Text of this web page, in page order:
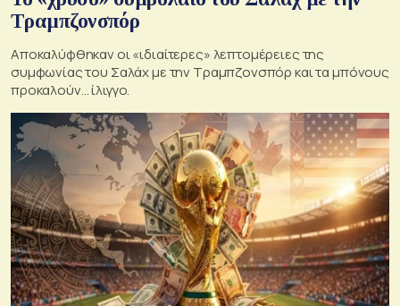
Τραμπζονσπόρ
Αποκαλύφθηκαν οι «ιδιαίτερες» λεπτομέρειες της
συμφωνίας του Σαλάχ με την Τραμπζονσπόρ και τα μπόνους
προκαλούν… ίλιγγο.